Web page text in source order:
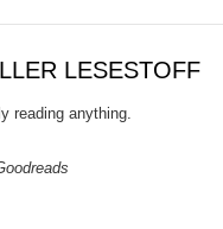
LESESTOFF
reading anything.